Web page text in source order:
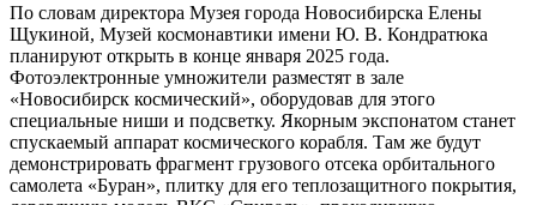
По словам директора Музея города Новосибирска Елены
Щукиной, Музей космонавтики имени Ю. В. Кондратюка
планируют открыть в конце января 2025 года.
Фотоэлектронные умножители разместят в зале
«Новосибирск космический», оборудовав для этого
специальные ниши и подсветку. Якорным экспонатом станет
спускаемый аппарат космического корабля. Там же будут
демонстрировать фрагмент грузового отсека орбитального
самолета «Буран», плитку для его теплозащитного покрытия,